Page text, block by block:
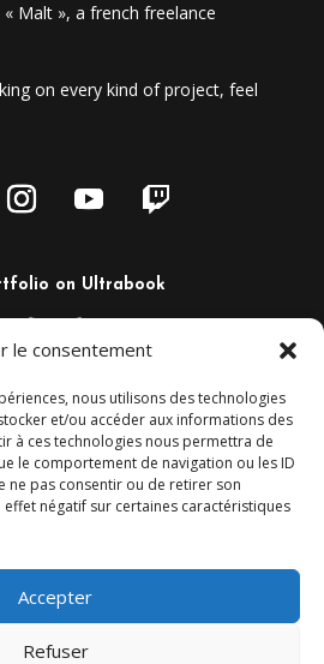
le consentement
nous utilisons des technologies
et/ou accéder aux informations des
à ces technologies nous permettra de
le comportement de navigation ou les ID
ne pas consentir ou de retirer son
négatif sur certaines caractéristiques
Accepter
Refuser
Malt », a french freelance
on every kind of project, feel
on Ultrabook
– France